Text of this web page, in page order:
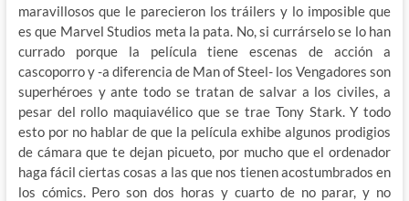
maravillosos que le parecieron los tráilers y lo imposible que
es que Marvel Studios meta la pata. No, si currárselo se lo han
currado porque la película tiene escenas de acción a
cascoporro y -a diferencia de Man of Steel- los Vengadores son
superhéroes y ante todo se tratan de salvar a los civiles, a
pesar del rollo maquiavélico que se trae Tony Stark. Y todo
esto por no hablar de que la película exhibe algunos prodigios
de cámara que te dejan picueto, por mucho que el ordenador
haga fácil ciertas cosas a las que nos tienen acostumbrados en
los cómics. Pero son dos horas y cuarto de no parar, y no